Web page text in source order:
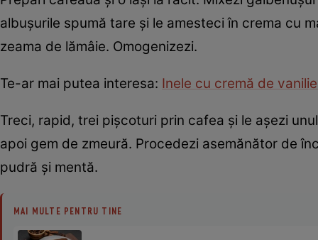
albușurile spumă tare și le amesteci în crema cu
zeama de lămâie. Omogenizezi.
Te-ar mai putea interesa: Inele cu cremă de
Treci, rapid, trei pișcoturi prin cafea și le așezi
apoi gem de zmeură. Procedezi asemănător de
pudră şi mentă.
MAI MULTE PENTRU TINE